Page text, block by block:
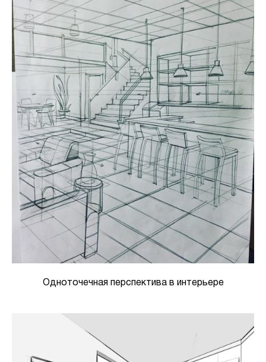
Одноточечная перспектива в интерьере